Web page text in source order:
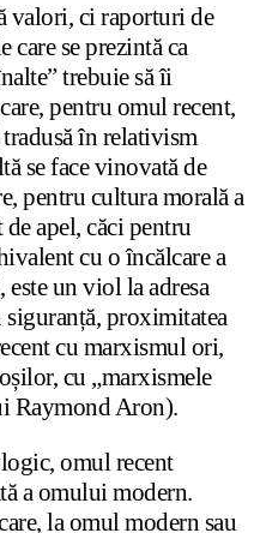
valori, ci raporturi de
care se prezintă ca
trebuie să îi
pentru omul recent,
în relativism
se face vinovată de
pentru cultura morală a
apel, căci pentru
cu o încălcare a
un viol la adresa
proximitatea
cu marxismul ori,
cu „marxismele
Raymond Aron).
omul recent
a omului modern.
la omul modern sau